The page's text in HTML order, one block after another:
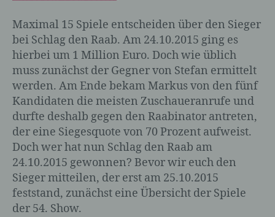
Maximal 15 Spiele entscheiden über den Sieger
bei Schlag den Raab. Am 24.10.2015 ging es
hierbei um 1 Million Euro. Doch wie üblich
muss zunächst der Gegner von Stefan ermittelt
werden. Am Ende bekam Markus von den fünf
Kandidaten die meisten Zuschaueranrufe und
durfte deshalb gegen den Raabinator antreten,
der eine Siegesquote von 70 Prozent aufweist.
Doch wer hat nun Schlag den Raab am
24.10.2015 gewonnen? Bevor wir euch den
Sieger mitteilen, der erst am 25.10.2015
feststand, zunächst eine Übersicht der Spiele
der 54. Show.